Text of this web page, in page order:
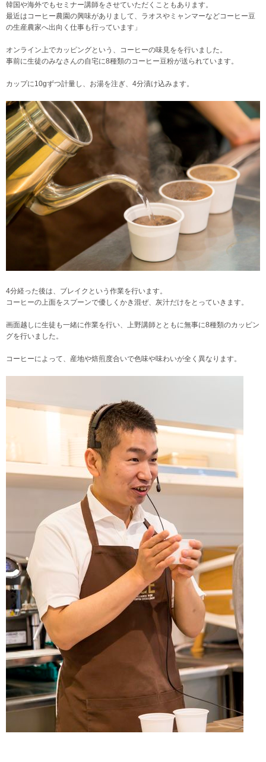
韓国や海外でもセミナー講師をさせていただくこともあります。
最近はコーヒー農園の興味がありまして、ラオスやミャンマーなどコーヒー豆
の生産農家へ出向く仕事も行っています」
オンライン上でカッピングという、コーヒーの味見をを行いました。
事前に生徒のみなさんの自宅に8種類のコーヒー豆粉が送られています。
カップに10gずつ計量し、お湯を注ぎ、4分漬け込みます。
4分経った後は、ブレイクという作業を行います。
コーヒーの上面をスプーンで優しくかき混ぜ、灰汁だけをとっていきます。
画面越しに生徒も一緒に作業を行い、上野講師とともに無事に8種類のカッピン
グを行いました。
コーヒーによって、産地や焙煎度合いで色味や味わいが全く異なります。